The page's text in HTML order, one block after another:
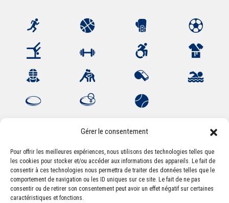
Gérer le consentement
Pour offrir les meilleures expériences, nous utilisons des technologies telles que
les cookies pour stocker et/ou accéder aux informations des appareils. Le fait de
consentir à ces technologies nous permettra de traiter des données telles que le
comportement de navigation ou les ID uniques sur ce site. Le fait de ne pas
consentir ou de retirer son consentement peut avoir un effet négatif sur certaines
caractéristiques et fonctions.
Association Sportive Montferrandaise
84, boulevard Léon Jouhaux
CS 80221 - 63021 Clermont-Ferrand Cedex 2